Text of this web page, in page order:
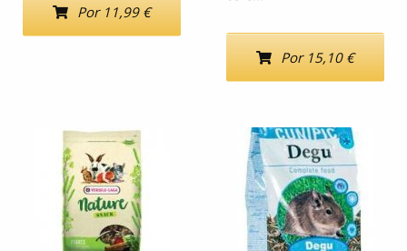
Por 11,99 €
Por 15,10 €